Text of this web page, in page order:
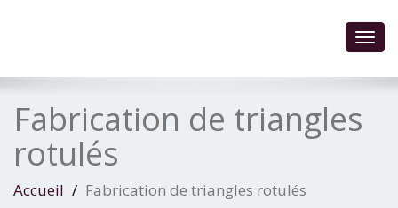
Fabrication de triangles
rotulés
Accueil Fabrication de triangles rotulés